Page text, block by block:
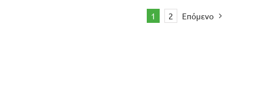
1 2 Επόμενο